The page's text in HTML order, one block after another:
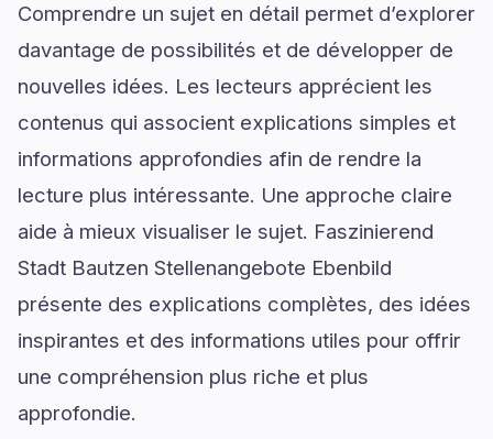
Comprendre un sujet en détail permet d’explorer
davantage de possibilités et de développer de
nouvelles idées. Les lecteurs apprécient les
contenus qui associent explications simples et
informations approfondies afin de rendre la
lecture plus intéressante. Une approche claire
aide à mieux visualiser le sujet. Faszinierend
Stadt Bautzen Stellenangebote Ebenbild
présente des explications complètes, des idées
inspirantes et des informations utiles pour offrir
une compréhension plus riche et plus
approfondie.